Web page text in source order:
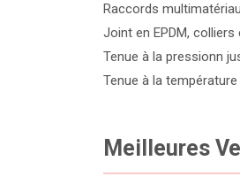
Raccords
Joint en EPDM,
Tenue à la pressionn
Tenue à la température
Meilleures